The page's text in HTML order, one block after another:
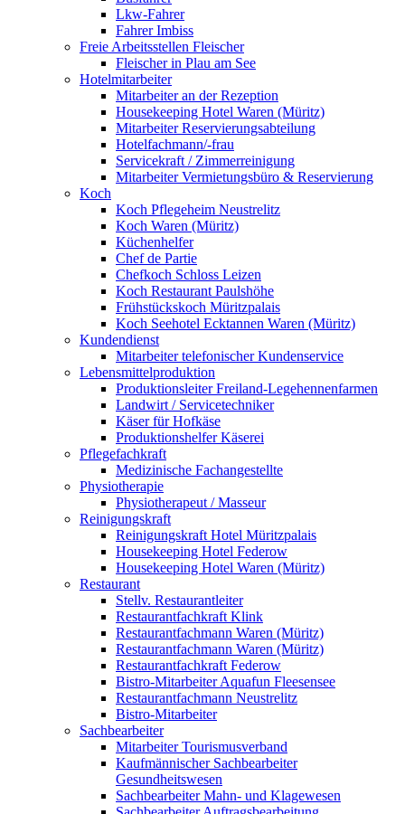
Lkw-Fahrer
Fahrer Imbiss
Freie Arbeitsstellen Fleischer
Fleischer in Plau am See
Hotelmitarbeiter
Mitarbeiter an der Rezeption
Housekeeping Hotel Waren (Müritz)
Mitarbeiter Reservierungsabteilung
Hotelfachmann/-frau
Servicekraft / Zimmerreinigung
Mitarbeiter Vermietungsbüro & Reservierung
Koch
Koch Pflegeheim Neustrelitz
Koch Waren (Müritz)
Küchenhelfer
Chef de Partie
Chefkoch Schloss Leizen
Koch Restaurant Paulshöhe
Frühstückskoch Müritzpalais
Koch Seehotel Ecktannen Waren (Müritz)
Kundendienst
Mitarbeiter telefonischer Kundenservice
Lebensmittelproduktion
Produktionsleiter Freiland-Legehennenfarmen
Landwirt / Servicetechniker
Käser für Hofkäse
Produktionshelfer Käserei
Pflegefachkraft
Medizinische Fachangestellte
Physiotherapie
Physiotherapeut / Masseur
Reinigungskraft
Reinigungskraft Hotel Müritzpalais
Housekeeping Hotel Federow
Housekeeping Hotel Waren (Müritz)
Restaurant
Stellv. Restaurantleiter
Restaurantfachkraft Klink
Restaurantfachmann Waren (Müritz)
Restaurantfachmann Waren (Müritz)
Restaurantfachkraft Federow
Bistro-Mitarbeiter Aquafun Fleesensee
Restaurantfachmann Neustrelitz
Bistro-Mitarbeiter
Sachbearbeiter
Mitarbeiter Tourismusverband
Kaufmännischer Sachbearbeiter
Gesundheitswesen
Sachbearbeiter Mahn- und Klagewesen